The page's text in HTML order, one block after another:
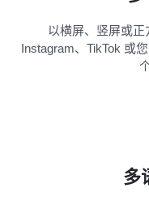
以横屏、竖屏或正
Instagram、TikTok 或
多